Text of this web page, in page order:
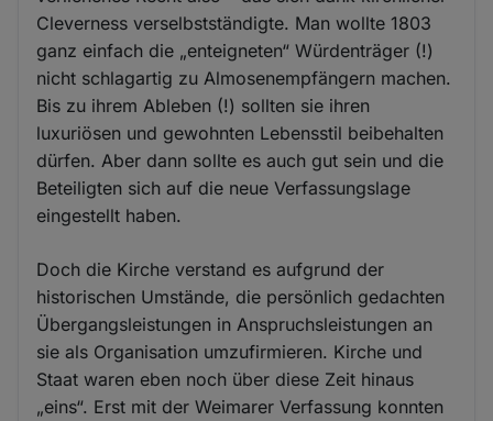
Cleverness verselbstständigte. Man wollte 1803
ganz einfach die „enteigneten“ Würdenträger (!)
nicht schlagartig zu Almosenempfängern machen.
Bis zu ihrem Ableben (!) sollten sie ihren
luxuriösen und gewohnten Lebensstil beibehalten
dürfen. Aber dann sollte es auch gut sein und die
Beteiligten sich auf die neue Verfassungslage
eingestellt haben.
Doch die Kirche verstand es aufgrund der
historischen Umstände, die persönlich gedachten
Übergangsleistungen in Anspruchsleistungen an
sie als Organisation umzufirmieren. Kirche und
Staat waren eben noch über diese Zeit hinaus
„eins“. Erst mit der Weimarer Verfassung konnten